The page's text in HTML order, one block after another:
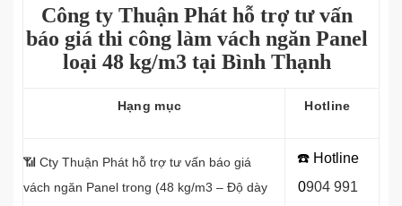
Công ty Thuận Phát hỗ trợ tư vấn
báo giá thi công làm vách ngăn Panel
loại 48 kg/m3 tại Bình Thạnh
Hạng mục Hotline
📶 Cty Thuận Phát hỗ trợ tư vấn báo giá
vách ngăn Panel trong (48 kg/m3 – Độ dày
☎️ Hotline
0904 991